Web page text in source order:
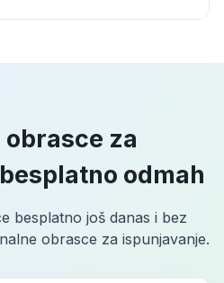
za
odmah
besplatno još danas i bez
obrasce za ispunjavanje.